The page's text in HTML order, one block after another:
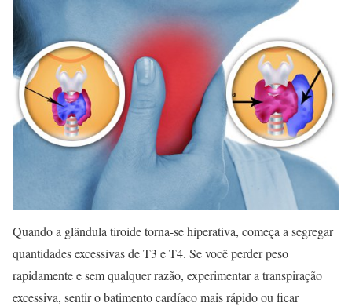
Quando a glândula tiroide torna-se hiperativa, começa a segregar
quantidades excessivas de T3 e T4. Se você perder peso
rapidamente e sem qualquer razão, experimentar a transpiração
excessiva, sentir o batimento cardíaco mais rápido ou ficar